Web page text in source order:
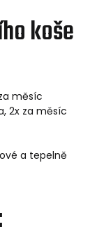
koše
měsíc
2x za měsíc
a tepelně